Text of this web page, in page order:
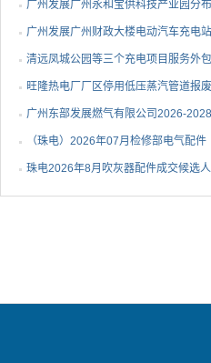
结果公告
⼴州发展⼴州永和宝供科技产业园分布
式光伏项⽬可⾏性研究...
广州发展广州财政大楼电动汽车充电站
项目采购结果公告
清远凤城公园等三个充电项目服务外包
项目采购结果公告
旺隆热电厂厂区停用低压蒸汽管道报废
拆除及废旧物资处置项...
广州东部发展燃气有限公司2026-2028
年非开挖燃气管道精确...
（珠电）2026年07月检修部电气配件
1批成交候选人公示
珠电2026年8月吹灰器配件成交候选人
公示